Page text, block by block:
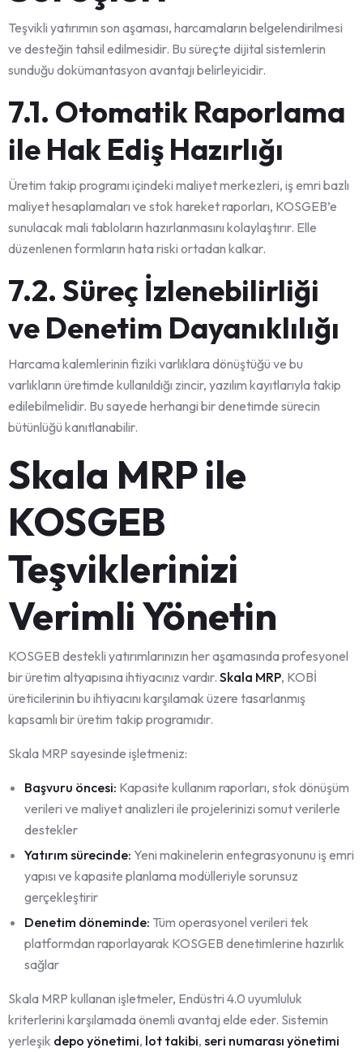
Teşvikli yatırımın son aşaması, harcamaların belgelendirilmesi
ve desteğin tahsil edilmesidir. Bu süreçte dijital sistemlerin
sunduğu dokümantasyon avantajı belirleyicidir.
7.1. Otomatik Raporlama
ile Hak Ediş Hazırlığı
Üretim takip programı içindeki maliyet merkezleri, iş emri bazlı
maliyet hesaplamaları ve stok hareket raporları, KOSGEB’e
sunulacak mali tabloların hazırlanmasını kolaylaştırır. Elle
düzenlenen formların hata riski ortadan kalkar.
7.2. Süreç İzlenebilirliği
ve Denetim Dayanıklılığı
Harcama kalemlerinin fiziki varlıklara dönüştüğü ve bu
varlıkların üretimde kullanıldığı zincir, yazılım kayıtlarıyla takip
edilebilmelidir. Bu sayede herhangi bir denetimde sürecin
bütünlüğü kanıtlanabilir.
Skala MRP ile
KOSGEB
Teşviklerinizi
Verimli Yönetin
KOSGEB destekli yatırımlarınızın her aşamasında profesyonel
bir üretim altyapısına ihtiyacınız vardır. Skala MRP, KOBİ
üreticilerinin bu ihtiyacını karşılamak üzere tasarlanmış
kapsamlı bir üretim takip programıdır.
Skala MRP sayesinde işletmeniz:
Başvuru öncesi: Kapasite kullanım raporları, stok dönüşüm
verileri ve maliyet analizleri ile projelerinizi somut verilerle
destekler
Yatırım sürecinde: Yeni makinelerin entegrasyonunu iş emri
yapısı ve kapasite planlama modülleriyle sorunsuz
gerçekleştirir
Denetim döneminde: Tüm operasyonel verileri tek
platformdan raporlayarak KOSGEB denetimlerine hazırlık
sağlar
Skala MRP kullanan işletmeler, Endüstri 4.0 uyumluluk
kriterlerini karşılamada önemli avantaj elde eder. Sistemin
yerleşik depo yönetimi, lot takibi, seri numarası yönetimi